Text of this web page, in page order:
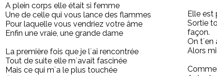
A plein corps elle était si femme
Une de celle qui vous lance des flammes
Pour laquelle vous vendriez votre âme
Enfin une vraie, une grande dame
La première fois que je l´ai rencontrée
Tout de suite elle m´avait fascinée
Mais ce qui m´a le plus touchée
Elle est
Sortie
façon.
On
Alors